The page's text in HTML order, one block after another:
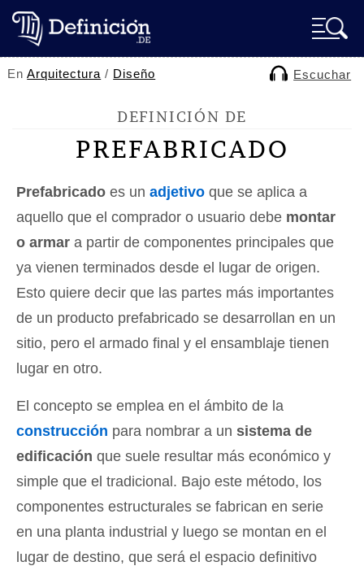
EnArquitectura / Diseño Escuchar
DEFINICIÓN DE
PREFABRICADO
Prefabricado es un adjetivo que se aplica a
aquello que el comprador o usuario debe montar
o armar a partir de componentes principales que
ya vienen terminados desde el lugar de origen.
Esto quiere decir que las partes más importantes
de un producto prefabricado se desarrollan en un
sitio, pero el armado final y el ensamblaje tienen
lugar en otro.
El concepto se emplea en el ámbito de la
construcción para nombrar a un sistema de
edificación que suele resultar más económico y
simple que el tradicional. Bajo este método, los
componentes estructurales se fabrican en serie
en una planta industrial y luego se montan en el
lugar de destino, que será el espacio definitivo